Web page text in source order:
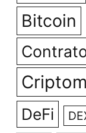
Bitcoin
DeFi